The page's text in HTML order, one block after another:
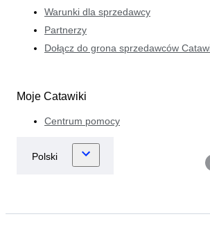
Warunki dla sprzedawcy
Partnerzy
Dołącz do grona sprzedawców
Moje Catawiki
Centrum pomocy